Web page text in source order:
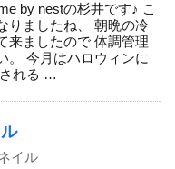
by nestの杉井です♪ こ
りましたね、 朝晩の冷
来ましたので 体調管理
。 今月はハロウィンに
れる …
イル